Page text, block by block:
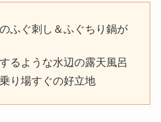
ふぐ刺し＆ふぐちり鍋が
るような水辺の露天風呂
り場すぐの好立地